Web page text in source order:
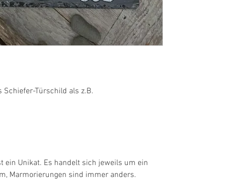
Schiefer-Türschild als z.B.
ein Unikat. Es handelt sich jeweils um ein
Marmorierungen sind immer anders.